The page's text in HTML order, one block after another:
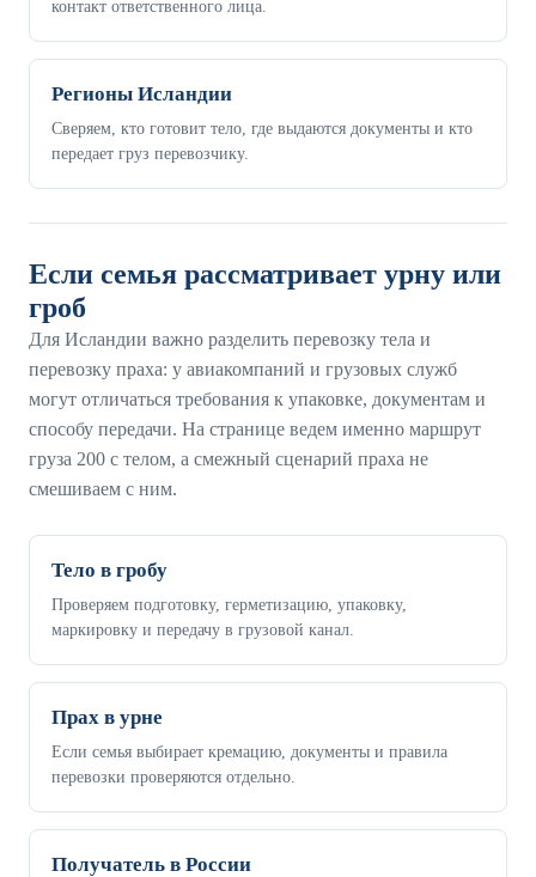
контакт ответственного лица.
Регионы Исландии
Сверяем, кто готовит тело, где выдаются документы и кто
передает груз перевозчику.
Если семья рассматривает урну или
гроб
Для Исландии важно разделить перевозку тела и
перевозку праха: у авиакомпаний и грузовых служб
могут отличаться требования к упаковке, документам и
способу передачи. На странице ведем именно маршрут
груза 200 с телом, а смежный сценарий праха не
смешиваем с ним.
Тело в гробу
Проверяем подготовку, герметизацию, упаковку,
маркировку и передачу в грузовой канал.
Прах в урне
Если семья выбирает кремацию, документы и правила
перевозки проверяются отдельно.
Получатель в России